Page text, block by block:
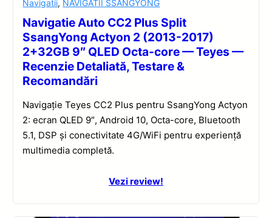
Navigatii, NAVIGATII SSANGYONG
Navigatie Auto CC2 Plus Split
SsangYong Actyon 2 (2013-2017)
2+32GB 9″ QLED Octa-core — Teyes —
Recenzie Detaliată, Testare &
Recomandări
Navigație Teyes CC2 Plus pentru SsangYong Actyon
2: ecran QLED 9″, Android 10, Octa-core, Bluetooth
5.1, DSP și conectivitate 4G/WiFi pentru experiență
multimedia completă.
Vezi review!